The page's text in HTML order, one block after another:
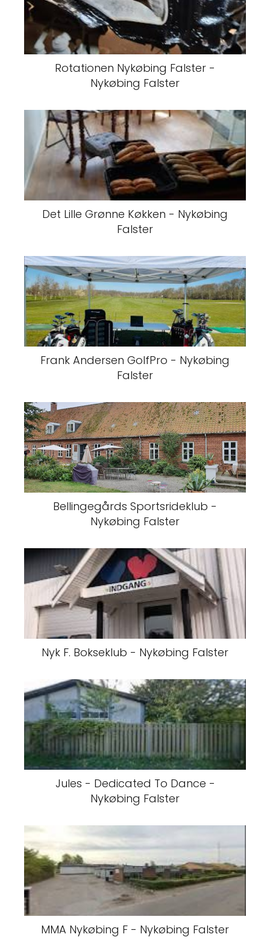
Rotationen Nykøbing Falster -
Nykøbing Falster
Det Lille Grønne Køkken - Nykøbing
Falster
Frank Andersen GolfPro - Nykøbing
Falster
Bellingegårds Sportsrideklub -
Nykøbing Falster
Nyk F. Bokseklub - Nykøbing Falster
Jules - Dedicated To Dance -
Nykøbing Falster
MMA Nykøbing F - Nykøbing Falster